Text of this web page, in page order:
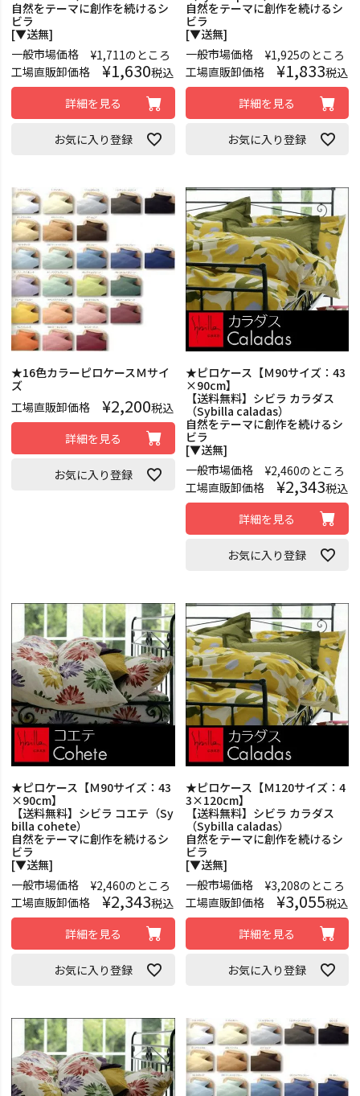
自然をテーマに創作を続けるシ
ビラ
[▼送無]
一般市場価格
¥1,711のところ
工場直販卸価格
¥1,630税込
詳細を見る
お気に入り登録
自然をテーマに創作を続けるシ
ビラ
[▼送無]
一般市場価格
¥1,925のところ
工場直販卸価格
¥1,833税込
詳細を見る
お気に入り登録
★16色カラーピロケースＭサイ
ズ
工場直販卸価格
¥2,200税込
詳細を見る
お気に入り登録
★ピロケース【Ｍ90サイズ：43
×90cm】
【送料無料】シビラ カラダス
（Sybilla caladas）
自然をテーマに創作を続けるシ
ビラ
[▼送無]
一般市場価格
¥2,460のところ
工場直販卸価格
¥2,343税込
詳細を見る
お気に入り登録
★ピロケース【Ｍ90サイズ：43
×90cm】
【送料無料】シビラ コエテ（Sy
billa cohete）
自然をテーマに創作を続けるシ
ビラ
[▼送無]
一般市場価格
¥2,460のところ
工場直販卸価格
¥2,343税込
詳細を見る
お気に入り登録
★ピロケース【Ｍ120サイズ：4
3×120cm】
【送料無料】シビラ カラダス
（Sybilla caladas）
自然をテーマに創作を続けるシ
ビラ
[▼送無]
一般市場価格
¥3,208のところ
工場直販卸価格
¥3,055税込
詳細を見る
お気に入り登録